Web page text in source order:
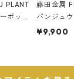
PLANT
ポッ
藤田金属
パンジュ
m ガス火
¥9,900